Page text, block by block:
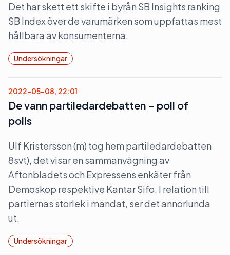
Det har skett ett skifte i byrån SB Insights ranking
SB Index över de varumärken som uppfattas mest
hållbara av konsumenterna.
Undersökningar
2022-05-08, 22:01
De vann partiledardebatten – poll of
polls
Ulf Kristersson (m) tog hem partiledardebatten
8svt), det visar en sammanvägning av
Aftonbladets och Expressens enkäter från
Demoskop respektive Kantar Sifo. I relation till
partiernas storlek i mandat, ser det annorlunda
ut.
Undersökningar